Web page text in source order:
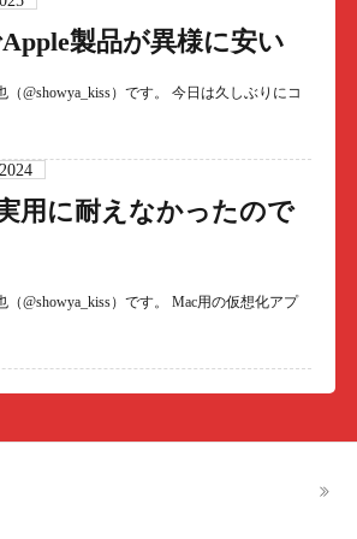
製品が異様に安い
（@showya_kiss）です。 今日は久しぶりにコ
用に耐えなかったので
（@showya_kiss）です。 Mac用の仮想化アプ